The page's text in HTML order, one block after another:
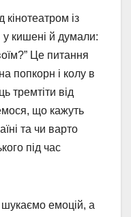
із
у кишені й думали:
Це питання
попкорн і колу в
тремтіти від
що кажуть
та чи варто
під час
емоцій, а